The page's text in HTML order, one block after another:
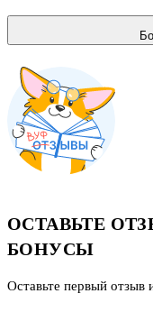
ОСТАВЬТЕ
БОНУСЫ
Оставьте первый отзыв